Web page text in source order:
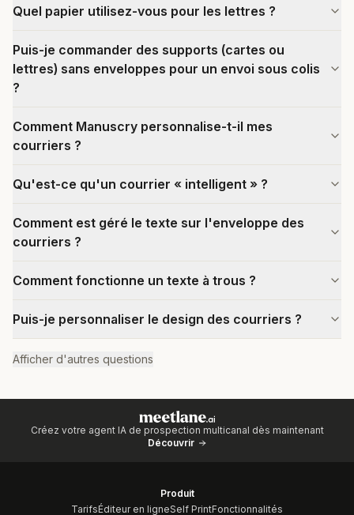
Quel papier utilisez-vous pour les lettres ?
Puis-je commander des supports (cartes ou
lettres) sans enveloppes pour un envoi sous colis
?
Comment Manuscry personnalise-t-il mes
courriers ?
Qu'est-ce qu'un courrier « intelligent » ?
Comment est géré le texte sur l'enveloppe des
courriers ?
Comment fonctionne un texte à trous ?
Puis-je personnaliser le design des courriers ?
Afficher d'autres questions
Créez votre agent IA de prospection multicanal dès maintenant
Découvrir
Produit
TarifsÉditeur en ligneSelf PrintFonctionnalités